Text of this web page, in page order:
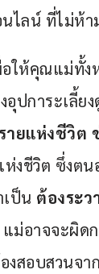
ไลน์ ที่ไม่ห้
ห้คุณแม่ทั้งห
การะเลี้ย
ยแห่งชีวิต
งชีวิต ซึ่งตน
ป็น ต้องระ
แม่อาจจะผิด
งสอบสวนจา